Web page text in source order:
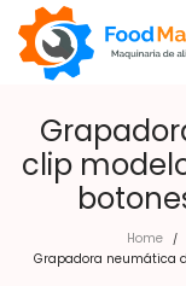
clip
Home /
Grapadora neumática